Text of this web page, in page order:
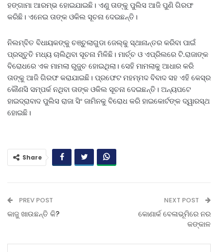
ହଙ୍ଗାମା ଆରମ୍ଭ ହୋଇଯାଇଛି। ଏଣୁ ତାଙ୍କୁ ପୁଲିସ ଆଜି ପୁଣି ଗିରଫ
କରିଛି। ଏନେଇ ତାଙ୍କ ଓକିଲ ସୂଚନା ଦେଇଛନ୍ତି।
ନିଲମ୍ବିତ ବିଧାୟକଙ୍କୁ ଚଞ୍ଚୁଲାଗୁଡା ଜେଲ୍‌କୁ ସ୍ଥାନାନ୍ତର କରିବା ପାଇଁ
ପ୍ରସ୍ତୁତି ମଧ୍ୟ ଚାଲିଥିବା ସୂଚନା ମିଳିଛି। ମାର୍ଚ୍ଚ ଓ ଏପ୍ରିଲରେ ଟି.ରାଜାଙ୍କ
ବିରୋଧରେ ଏକ ମାମଲା ରୁଜୁଚ ହୋଇଥିଲା। ସେହି ମାମଲାକୁ ଆଧାର କରି
ତାଙ୍କୁ ଆଜି ଗିରଫ କରାଯାଇଛି। ପ୍ରଫେଟ ମହମ୍ମଦ ବିବାଦ ସହ ଏହି କେସ୍‌ର
କୌଣସି ସମ୍ପର୍କ ନଥିବା ତାଙ୍କ ଓକିଲ ସୂଚନା ଦେଇଛନ୍ତି। ଅନ୍ୟପଟେ
ହାଇଦ୍ରାବାଦ ପୁଲିସ ରାଜା ସିଂ ଜାମିନକୁ ବିରୋଧ କରି ହାଇକୋର୍ଟଙ୍କ ଦ୍ୱାରସ୍ଥ
ହୋଇଛି।
Share
PREV POST
କାଜୁ ଖାଉଛନ୍ତି କି?
NEXT POST
କୋଣାର୍କ ବେଳାଭୂମିରେ ନର
କଙ୍କାଳ